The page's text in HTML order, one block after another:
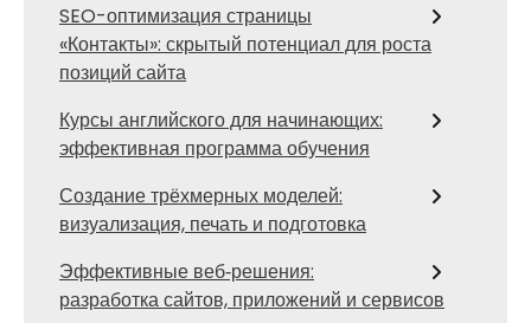
SEO-оптимизация страницы
«Контакты»: скрытый потенциал для роста
позиций сайта
Курсы английского для начинающих:
эффективная программа обучения
Создание трёхмерных моделей:
визуализация, печать и подготовка
Эффективные веб‑решения:
разработка сайтов, приложений и сервисов